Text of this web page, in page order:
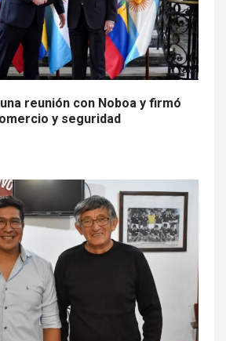
reunión con Noboa y firmó
y seguridad